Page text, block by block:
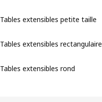
Tables extensibles petite taille
Tables extensibles rectangulaire
Tables extensibles rond